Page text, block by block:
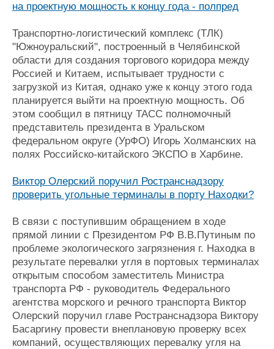
на проектную мощность к концу года - полпред
Транспортно-логистический комплекс (ТЛК)
"Южноуральский", построенный в Челябинской
области для создания торгового коридора между
Россией и Китаем, испытывает трудности с
загрузкой из Китая, однако уже к концу этого года
планируется выйти на проектную мощность. Об
этом сообщил в пятницу ТАСС полномочный
представитель президента в Уральском
федеральном округе (УрФО) Игорь Холманских на
полях Российско-китайского ЭКСПО в Харбине.
Виктор Олерский поручил Ространснадзору
проверить угольные терминалы в порту Находки?
В связи с поступившим обращением в ходе
прямой линии с Президентом РФ В.В.Путиным по
проблеме экологического загрязнения г. Находка в
результате перевалки угля в портовых терминалах
открытым способом заместитель Министра
транспорта РФ - руководитель Федерального
агентства морского и речного транспорта Виктор
Олерский поручил главе Ространснадзора Виктору
Басаргину провести внеплановую проверку всех
компаний, осуществляющих перевалку угля на